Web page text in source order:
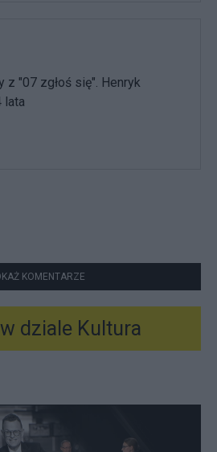
z "07 zgłoś się". Henryk
lata
KOMENTARZE
dziale Kultura